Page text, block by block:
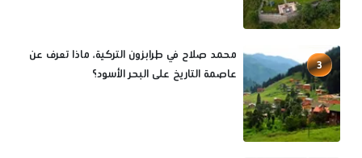
3
محمد صلاح في طرابزون التركية، ماذا تعرف عن
عاصمة التاريخ على البحر الأسود؟